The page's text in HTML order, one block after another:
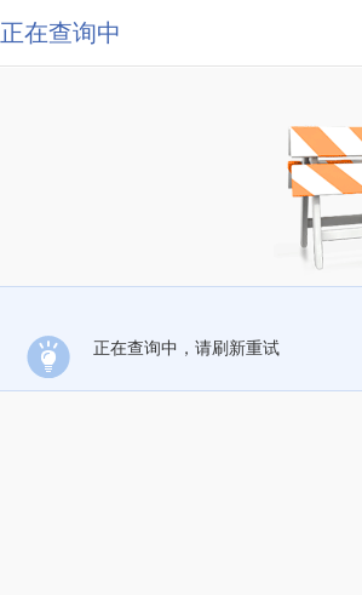
正在查询中
正在查询中，请刷新重试